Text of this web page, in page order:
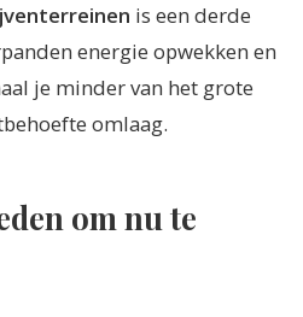
is een derde
energie opwekken en
je minder van het grote
omlaag.
om nu te